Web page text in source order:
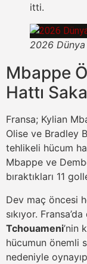
itti.
2026 Dünya
Mbappe
Hattı
Fransa; Kylian
Olise ve Bradley
tehlikeli hücum
Mbappe ve
bıraktıkları 11
Dev maç öncesi
sıkıyor.
Tchouameni’nin
hücumun önemli
nedeniyle